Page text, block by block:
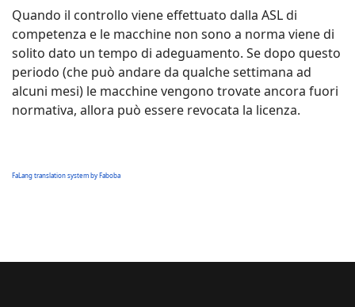
Quando il controllo viene effettuato dalla ASL di
competenza e le macchine non sono a norma viene di
solito dato un tempo di adeguamento. Se dopo questo
periodo (che può andare da qualche settimana ad
alcuni mesi) le macchine vengono trovate ancora fuori
normativa, allora può essere revocata la licenza.
FaLang translation system by Faboba